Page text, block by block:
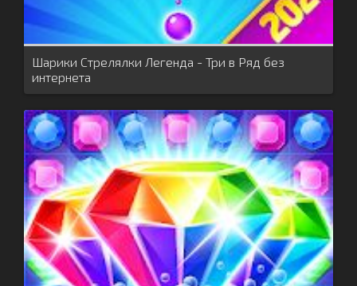
Шарики Стрелялки Легенда - Три в Ряд без
интернета